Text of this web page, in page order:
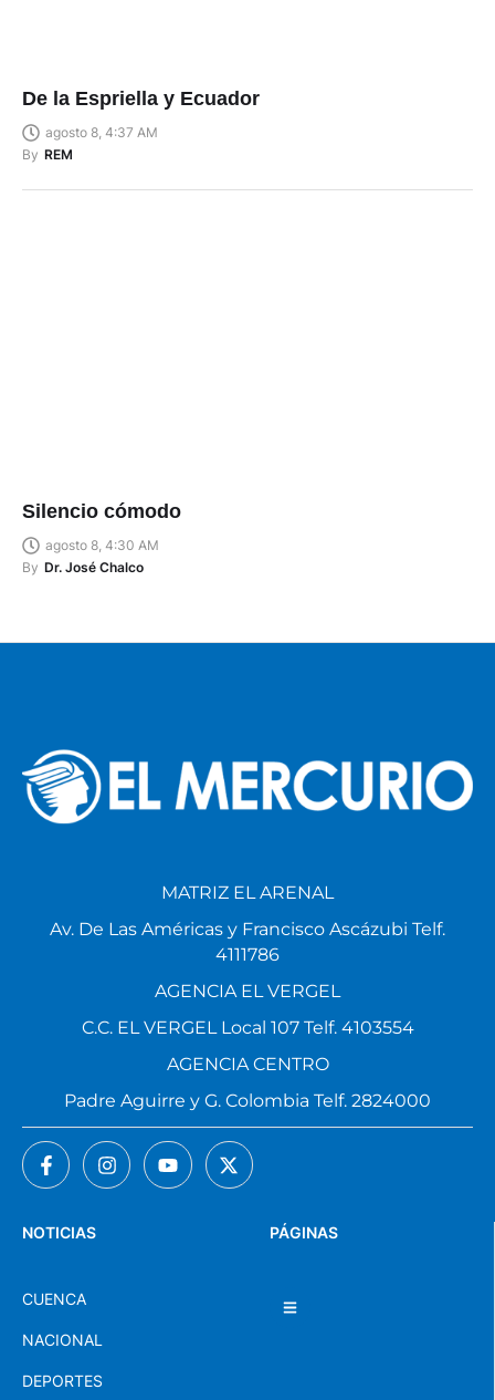
De la Espriella y Ecuador
agosto 8, 4:37 AM
By REM
Silencio cómodo
agosto 8, 4:30 AM
By Dr. José Chalco
PÁGINAS
NOTICIAS
CUENCA
NACIONAL
DEPORTES
MATRIZ EL ARENAL
Av. De Las Américas y Francisco Ascázubi Telf.
4111786
AGENCIA EL VERGEL
C.C. EL VERGEL Local 107 Telf. 4103554
AGENCIA CENTRO
Padre Aguirre y G. Colombia Telf. 2824000